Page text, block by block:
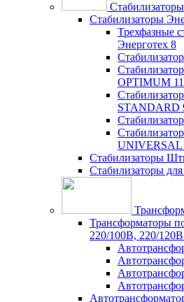
Стабилизаторы
Трехфазные
Энерготех 8
OPTIMUM 11
STANDARD
UNIVERSAL
Стабилизаторы
Стабилизаторы
Трансформаторы
220/100В, 220/120В